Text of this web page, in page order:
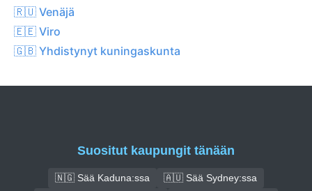
🇷🇺 Venäjä
🇪🇪 Viro
🇬🇧 Yhdistynyt kuningaskunta
Suositut kaupungit tänään
🇳🇬 Sää Kaduna:ssa
🇦🇺 Sää Sydney:ssa